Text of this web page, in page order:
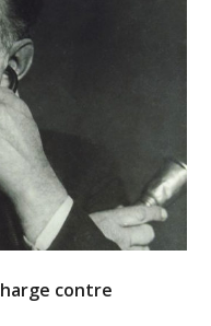
contre